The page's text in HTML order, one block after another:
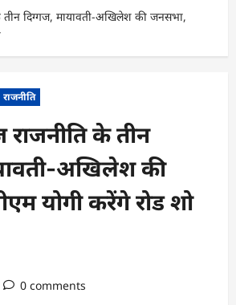
दिग्गज, मायावती-अखिलेश की जनसभा,
राजनीति
के तीन
अखिलेश की
योगी करेंगे रोड शो
0 comments